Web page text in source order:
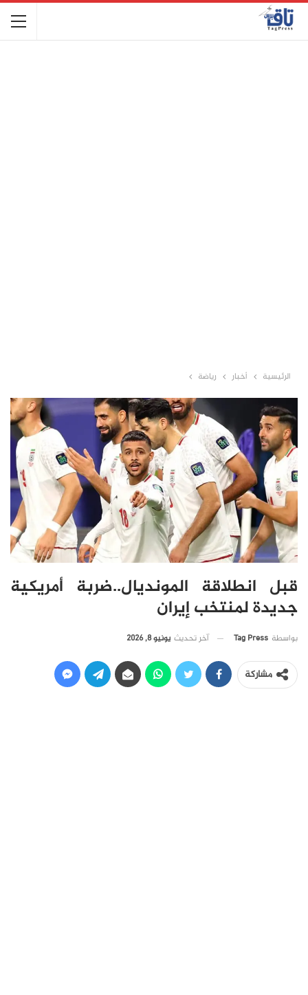
الرئيسية أخبار رياضة
قبل انطلاقة المونديال..ضربة أمريكية
جديدة لمنتخب إيران
بواسطة Tag Press آخر تحديث يونيو 8, 2026
مشاركة